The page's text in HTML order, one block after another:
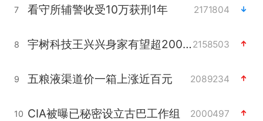
7 看守所辅警收受10万获刑1年 2171804
8 宇树科技王兴兴身家有望超200亿元2158503
9 五粮液渠道价一箱上涨近百元 2089234
10 CIA被曝已秘密设立古巴工作组 2000497